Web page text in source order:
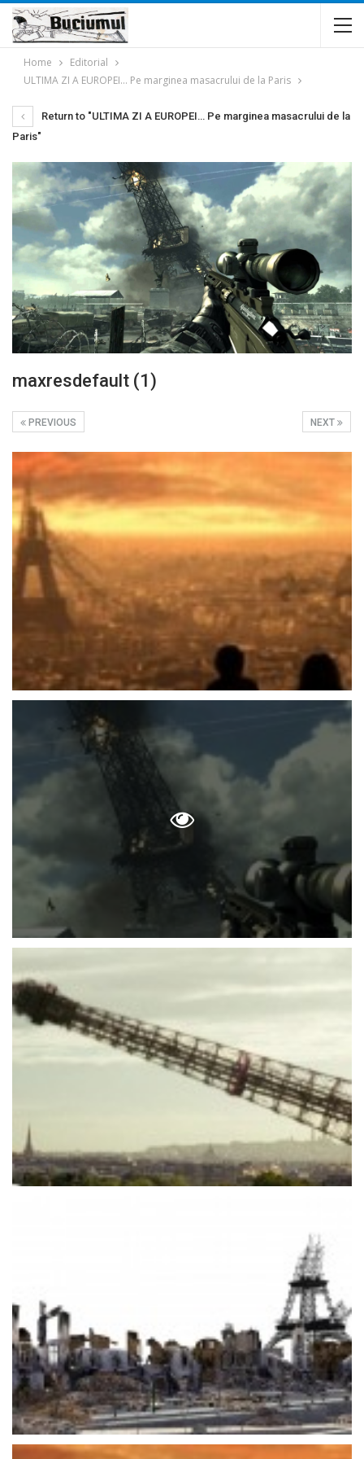
Home
Editorial
ULTIMA ZI A EUROPEI… Pe marginea masacrului de la Paris
Return to "ULTIMA ZI A EUROPEI… Pe marginea masacrului de la
Paris"
maxresdefault (1)
NEXT
PREVIOUS